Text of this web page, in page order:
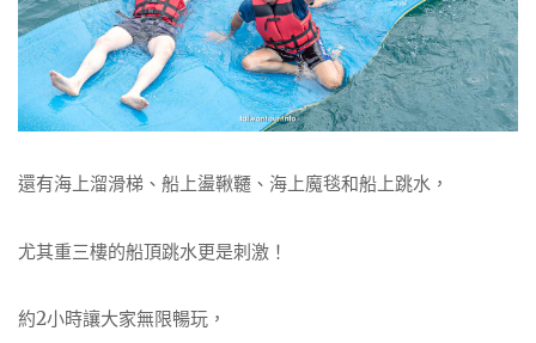
還有海上溜滑梯、船上盪鞦韆、海上魔毯和船上跳水，
尤其重三樓的船頂跳水更是刺激！
約2小時讓大家無限暢玩，